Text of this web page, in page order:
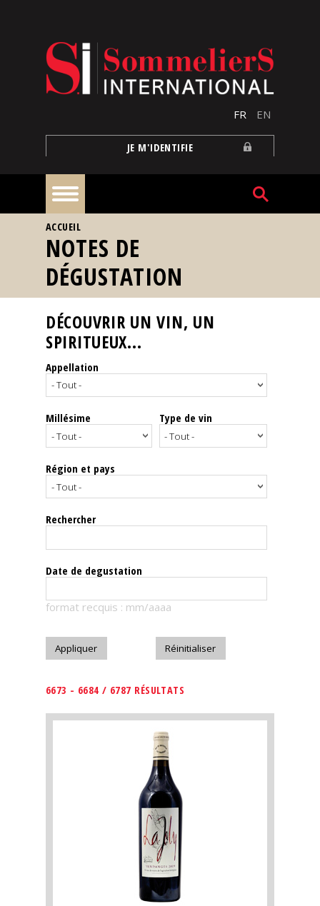
FR EN
JE M'IDENTIFIE
À
la
une
Reportages
Nos
Spiritueux
Notes
dégustation
Le
magazine
Télécharger
VOUS ÊTES ICI
ACCUEIL
NOTES DE
DÉGUSTATION
DÉCOUVRIR UN VIN, UN
SPIRITUEUX...
Appellation
Millésime Type de vin
Région et pays
Rechercher
Date de degustation
format recquis : mm/aaaa
6673 - 6684 / 6787 RÉSULTATS